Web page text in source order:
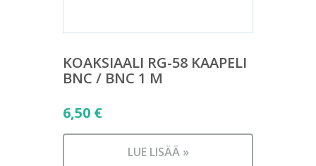
KOAKSIAALI RG-58 KAAPELI
BNC / BNC 1 M
6,50 €
LUE LISÄÄ »